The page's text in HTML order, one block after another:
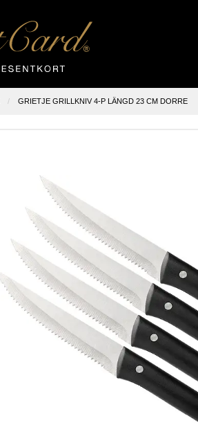
GRIETJE GRILLKNIV 4-P LÄNGD 23 CM DORRE